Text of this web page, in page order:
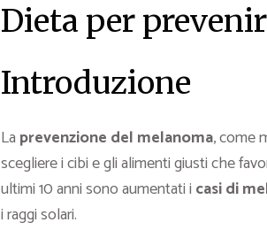
Dieta per
Introduzione
La prevenzione del melanoma, come
scegliere i cibi e gli alimenti giusti che
ultimi 10 anni sono aumentati i casi di
i raggi solari.